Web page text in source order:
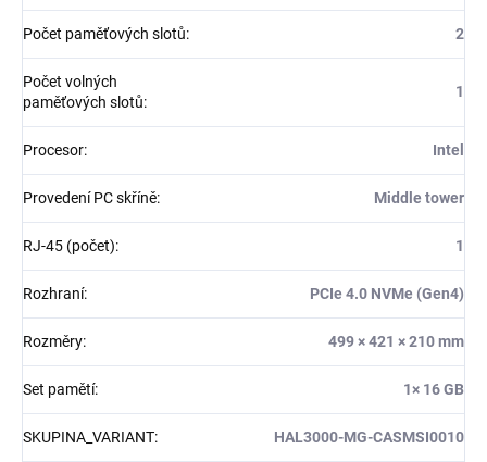
Počet paměťových slotů: 2
Počet volných
paměťových slotů:
1
Procesor: Intel
Provedení PC skříně: Middle tower
RJ-45 (počet): 1
Rozhraní: PCIe 4.0 NVMe (Gen4)
Rozměry: 499 × 421 × 210 mm
Set pamětí: 1× 16 GB
SKUPINA_VARIANT: HAL3000-MG-CASMSI0010